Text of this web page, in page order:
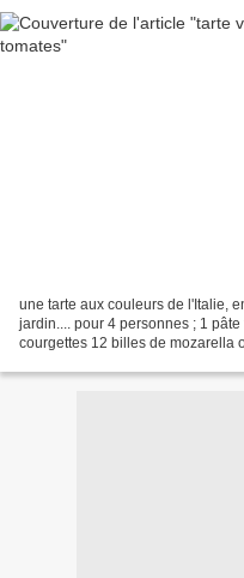
une tarte aux couleurs de l'Italie,
jardin.... pour 4 personnes ; 1
courgettes 12 billes de mozarella